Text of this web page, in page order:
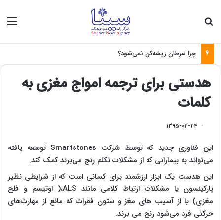
چرا سرطان ریشه‌کن نمی‌شود؟
هدستی برای ترجمه امواج مغزی به
کلمات
۱۳۹۵-۰۲-۲۴
این فناوری جدید که توسط شرکت Smartstones توسعه یافته
می‌تواند به بیمارانی که از مشکلات تکلم رنج می‌برند کمک کند.
این هدست یک ابزار ارزشمند برای کسانی است که از شرایطی نظیر
پارکینسون یا مشکلات ارتباط کلامی مانند ALS،( اوتیسم و فلج
مغزی) یا از آسیب های مغز و ستون فقرات که مانع از مهارت‌های
حرکتی فرد می‌شود رنج می برند.